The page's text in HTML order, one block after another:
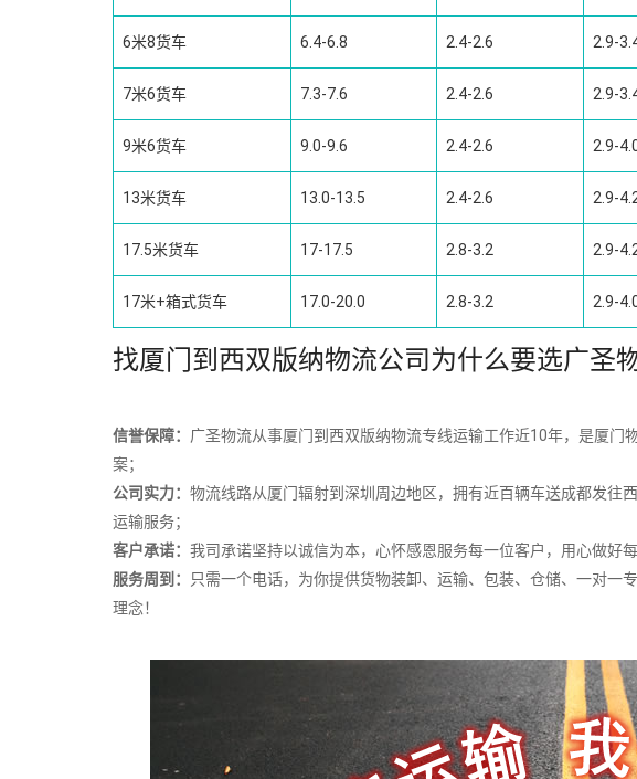
6米8货车 6.4-6.8 2.4-2.6 2.9-
7米6货车 7.3-7.6 2.4-2.6 2.9-
9米6货车 9.0-9.6 2.4-2.6 2.9-
13米货车 13.0-13.5 2.4-2.6 2.9-
17.5米货车 17-17.5 2.8-3.2 2.9-
17米+箱式货车 17.0-20.0 2.8-3.2 2.9-
找厦门到西双版纳物流公司为什么要选广圣
信誉保障： 广圣物流从事厦门到西双版纳物流专线运输工作近10年，是厦
案；
公司实力： 物流线路从厦门辐射到深圳周边地区，拥有近百辆车送成都发往
运输服务；
客户承诺： 我司承诺坚持以诚信为本，心怀感恩服务每一位客户，用心做好
服务周到：
只需一个电话，为你提供货物装卸、运输、包装、仓储、一对一
理念！